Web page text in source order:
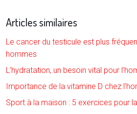
Articles similaires
Le cancer du testicule est plus
hommes
L’hydratation, un besoin vital pour
Importance de la vitamine D chez
Sport à la maison : 5 exercices pour